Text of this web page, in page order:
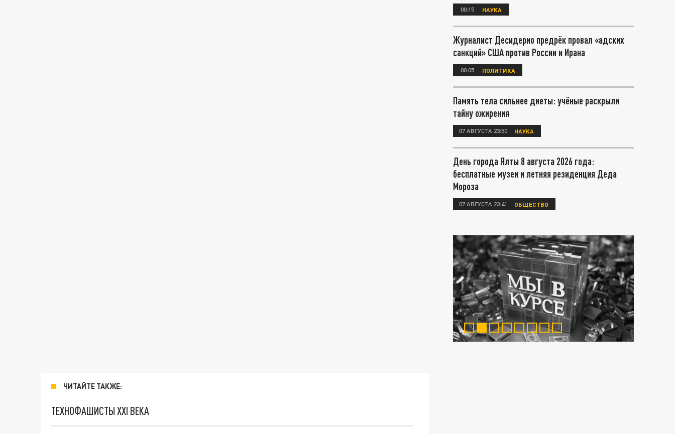
ЧИТАЙТЕ ТАКЖЕ:
ТЕХНОФАШИСТЫ XXI ВЕКА
00:15 НАУКА
Журналист Десидерио предрёк провал «адских
санкций» США против России и Ирана
00:05 ПОЛИТИКА
Память тела сильнее диеты: учёные раскрыли
тайну ожирения
07 АВГУСТА 23:50 НАУКА
День города Ялты 8 августа 2026 года:
бесплатные музеи и летняя резиденция Деда
Мороза
07 АВГУСТА 23:41 ОБЩЕСТВО